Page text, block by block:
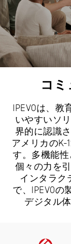
コ
IPEVOは、
いやすいソ
界的に認識
アメリカのK-
す。多機能性
個々の力を
インタラク
で、IPEVOの
デジタル